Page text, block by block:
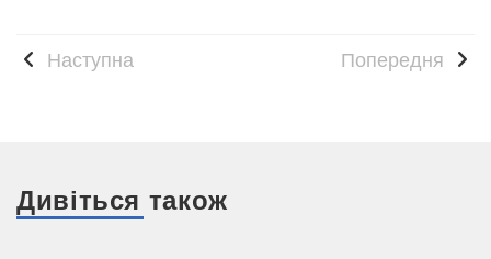
Наступна Попередня
Дивіться також